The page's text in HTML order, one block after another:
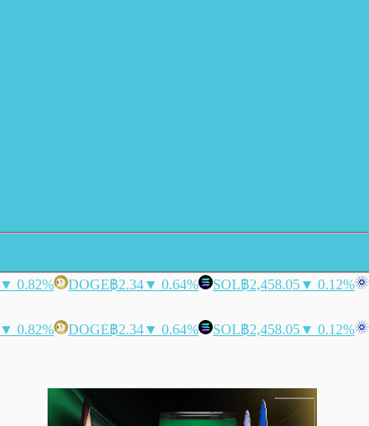
▼ 0.82% DOGE฿2.34▼ 0.64% SOL฿2,458.05▼ 0.12%
▼ 0.82% DOGE฿2.34▼ 0.64% SOL฿2,458.05▼ 0.12%